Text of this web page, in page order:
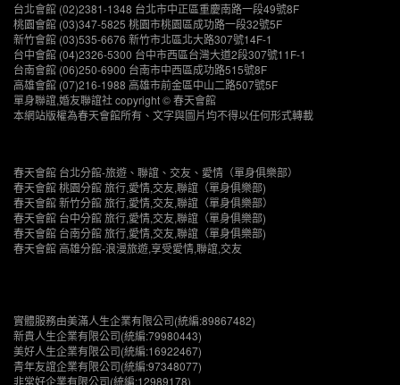
台北會館 (02)2381-1348 台北市中正區重慶南路一段49號8F
桃園會館 (03)347-5825 桃園市桃園區成功路一段32號5F
新竹會館 (03)535-6676 新竹市北區北大路307號14F-1
台中會館 (04)2326-5300 台中市西區台灣大道2段307號11F-1
台南會館 (06)250-6900 台南市中西區成功路515號8F
高雄會館 (07)216-1988 高雄市前金區中山二路507號5F
單身聯誼,婚友聯誼社 copyright © 春天會館
本網站版權為春天會館所有、文字與圖片均不得以任何形式轉載
春天會館 台北分館-旅遊、聯誼、交友、愛情（單身俱樂部）
春天會館 桃園分館 旅行,愛情,交友,聯誼（單身俱樂部)
春天會館 新竹分館 旅行,愛情,交友,聯誼（單身俱樂部）
春天會館 台中分館 旅行,愛情,交友,聯誼（單身俱樂部)
春天會館 台南分館 旅行,愛情,交友,聯誼（單身俱樂部)
春天會館 高雄分館-浪漫旅遊,享受愛情,聯誼,交友
實體服務由美滿人生企業有限公司(統編:89867482)
新貴人生企業有限公司(統編:79980443)
美好人生企業有限公司(統編:16922467)
青年友誼企業有限公司(統編:97348077)
非常好企業有限公司(統編:12989178)